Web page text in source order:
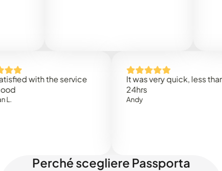
with the service
It was very quick, less than
Perché scegliere Passporta